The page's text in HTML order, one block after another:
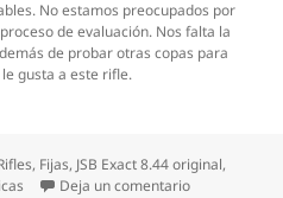
No estamos preocupados por
de evaluación. Nos falta la
de probar otras copas para
gusta a este rifle.
, Fijas, JSB Exact 8.44 original,
Deja un comentarioen Ruger